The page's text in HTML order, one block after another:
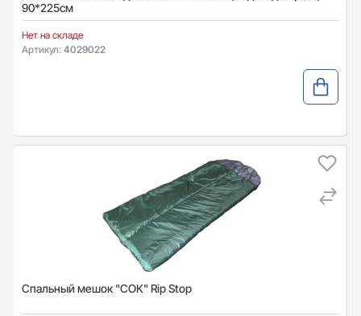
90*225см
Нет на складе
Артикул: 4029022
Спальный мешок "СОК" Rip Stop